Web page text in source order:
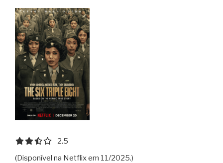
2.5 out of 5.0 stars
2.5
(Disponível na Netflix em 11/2025.)